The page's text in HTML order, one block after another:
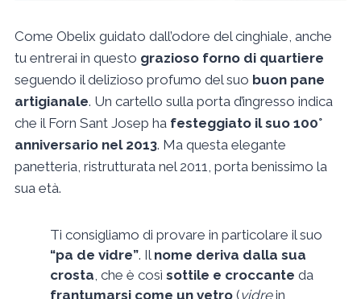
Come Obelix guidato dall’odore del cinghiale, anche
tu entrerai in questo grazioso forno di quartiere
seguendo il delizioso profumo del suo buon pane
artigianale. Un cartello sulla porta d’ingresso indica
che il Forn Sant Josep ha festeggiato il suo 100°
anniversario nel 2013. Ma questa elegante
panetteria, ristrutturata nel 2011, porta benissimo la
sua età.
Ti consigliamo di provare in particolare il suo
“pa de vidre”. Il nome deriva dalla sua
crosta, che è cosìsottile e croccante da
frantumarsi come un vetro (vidrein